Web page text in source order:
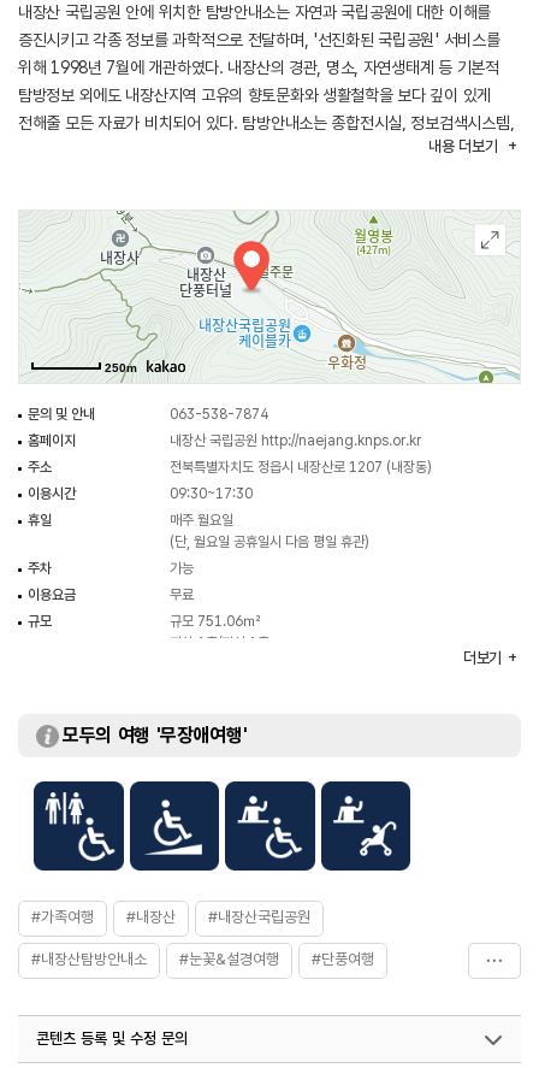
내장산 국립공원 안에 위치한 탐방안내소는 자연과 국립공원에 대한 이해를
증진시키고 각종 정보를 과학적으로 전달하며, '선진화된 국립공원' 서비스를
위해 1998년 7월에 개관하였다. 내장산의 경관, 명소, 자연생태계 등 기본적
탐방정보 외에도 내장산지역 고유의 향토문화와 생활철학을 보다 깊이 있게
전해줄 모든 자료가 비치되어 있다. 탐방안내소는 종합전시실, 정보검색시스템,
표본실, 영상실, 자료실 등 다양한 매체와 전시자료를 통해 내장산의 동식물
내장산의 대표적인 자연자원관 공원의 문화, 역사적 자료를 영상으로 제작
상영하고 있으며, 탐방객들의 필요한 정보에 적극적으로 대응하여 국립공원에
대한 이해의 폭을 넓히는 역할을 충실히 해내고 있다.
내용 더보기
250m
문의 및 안내
063-538-7874
홈페이지
내장산 국립공원 http://naejang.knps.or.kr
주소
전북특별자치도 정읍시 내장산로 1207 (내장동)
이용시간
09:30~17:30
휴일
매주 월요일
(단, 월요일 공휴일시 다음 평일 휴관)
주차
가능
이용요금
무료
규모
규모 751.06㎡
지하 1층/지상 1층
더보기
모두의 여행 '무장애여행'
#가족여행 #내장산 #내장산국립공원
#내장산탐방안내소 #눈꽃&설경여행 #단풍여행
#연인과함께 #자연좋은곳
콘텐츠 등록 및 수정 문의